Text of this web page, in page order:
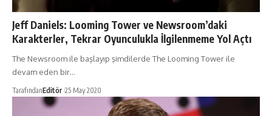
Jeff Daniels: Looming Tower ve Newsroom’daki
Karakterler, Tekrar Oyunculukla İlgilenmeme Yol Açtı
The Newsroom ile başlayıp şimdilerde The Looming Tower ile
devam eden bir…
TarafındanEditör 25 May 2020